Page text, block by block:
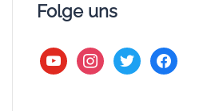
Folge uns
youtubeinstagram
twitter facebook